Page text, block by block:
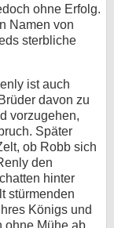
ohne Erfolg.
Namen von
sterbliche
ist auch
davon zu
vorzugehen,
Später
ob Robb sich
den
hinter
stürmenden
Königs und
ohne Mühe ab,